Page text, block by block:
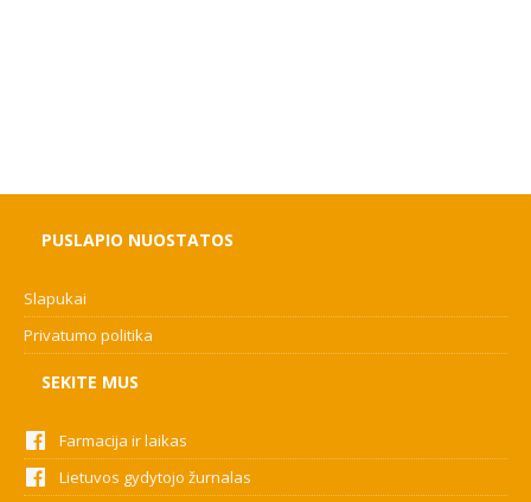
PUSLAPIO NUOSTATOS
Slapukai
Privatumo politika
SEKITE MUS
Farmacija ir laikas
Lietuvos gydytojo žurnalas